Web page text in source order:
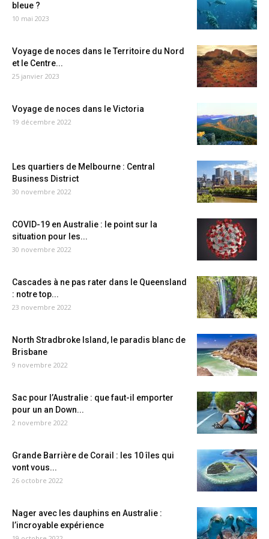
bleue ?
10 mai 2023
Voyage de noces dans le Territoire du Nord
et le Centre...
25 janvier 2023
Voyage de noces dans le Victoria
19 décembre 2022
Les quartiers de Melbourne : Central
Business District
30 novembre 2022
COVID-19 en Australie : le point sur la
situation pour les...
30 novembre 2022
Cascades à ne pas rater dans le Queensland
: notre top...
23 novembre 2022
North Stradbroke Island, le paradis blanc de
Brisbane
9 novembre 2022
Sac pour l’Australie : que faut-il emporter
pour un an Down...
2 novembre 2022
Grande Barrière de Corail : les 10 îles qui
vont vous...
26 octobre 2022
Nager avec les dauphins en Australie :
l’incroyable expérience